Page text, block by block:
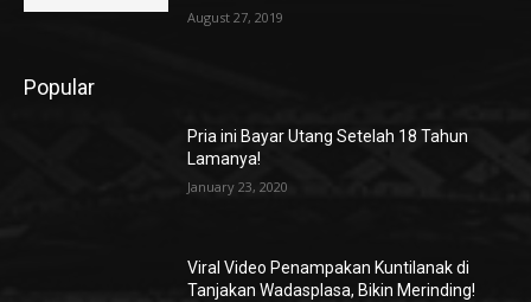
August 27, 2019
Popular
Pria ini Bayar Utang Setelah 18 Tahun
Lamanya!
January 23, 2020
Viral Video Penampakan Kuntilanak di
Tanjakan Wadasplasa, Bikin Merinding!